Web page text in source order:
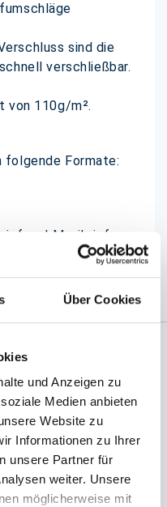
Über Cookies
und Anzeigen zu
Medien anbieten
Website zu
Informationen zu Ihrer
unsere Partner für
weiter. Unsere
möglicherweise mit
sind die
verschließbar.
von 110g/m².
folgende Formate:
und Maxibrief
packpack.de GmbH, Am
info@packpack.de
Artikeln